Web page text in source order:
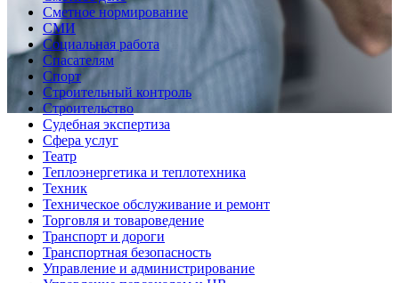
Сметное нормирование
СМИ
Социальная работа
Спасателям
Спорт
Строительный контроль
Строительство
Судебная экспертиза
Сфера услуг
Театр
Теплоэнергетика и теплотехника
Техник
Техническое обслуживание и ремонт
Торговля и товароведение
Транспорт и дороги
Транспортная безопасность
Управление и администрирование